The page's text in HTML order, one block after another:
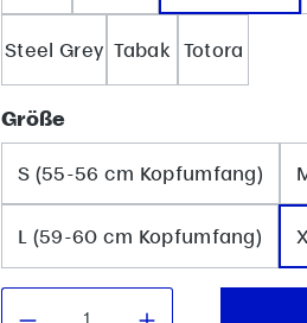
Steel Grey Tabak Totora
Größeauswählen
S (55-56 cm Kopfumfang)
L (59-60 cm Kopfumfang)
Produkt Anzahl: